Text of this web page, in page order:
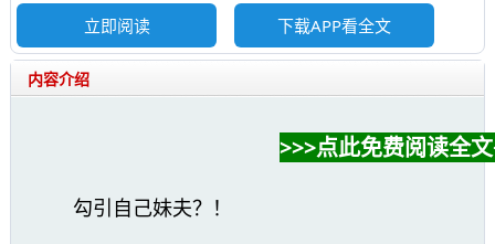
立即阅读 下载APP看全文
内容介绍
>>>点此免费阅读全
勾引自己妹夫？！